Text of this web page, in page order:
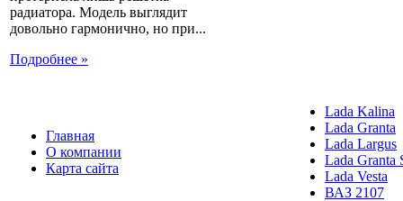
радиатора. Модель выглядит
довольно гармонично, но при...
Подробнее »
Главная
О компании
Карта сайта
Lada Kalina
Lada Granta
Lada Largus
Lada Granta
Lada Vesta
ВАЗ 2107